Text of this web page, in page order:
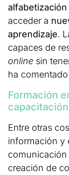
acceder a
aprendizaje.
capaces de
online sin
ha
Formación
Entre otras
información y
comunicación
creación de